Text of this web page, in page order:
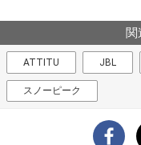
関
ATTITU JBL
スノーピーク